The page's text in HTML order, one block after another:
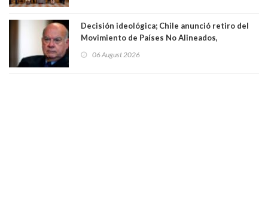
Decisión ideológica; Chile anunció retiro del
Movimiento de Países No Alineados,
organización de la que formaba parte desde
1971. Excanciller Insulza lamentó decisión
06 August 2026